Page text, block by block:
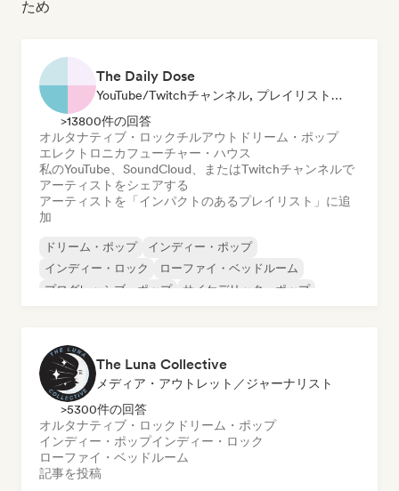
ため
The Daily Dose
YouTube/Twitchチャンネル, プレイリスト・キュレーター
>13800件の回答
オルタナティブ・ロックチルアウト ドリーム・ポップ
エレクトロニカフューチャー・ハウス
私のYouTube、SoundCloud、またはTwitchチャンネルで
アーティストをシェアする
アーティストを「インパクトのあるプレイリスト」に追
加
ドリーム・ポップ
インディー・ポップ
インディー・ロック
ローファイ・ベッドルーム
プログレッシブ・ポップ
サイケデリック・ポップ
The Luna Collective
メディア・アウトレット／ジャーナリスト
>5300件の回答
オルタナティブ・ロック ドリーム・ポップ
インディー・ポップインディー・ロック
ローファイ・ベッドルーム
記事を投稿